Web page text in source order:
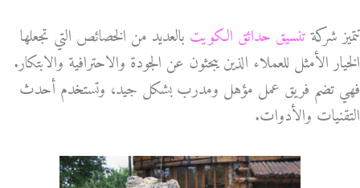
تتميز شركةتنسيق حدائق الكويت بالعديد من الخصائص التي تجعلها
الخيار الأمثل للعملاء الذين يبحثون عن الجودة والاحترافية والابتكار.
فهي تضم فريق عمل مؤهل ومدرب بشكل جيد، وتستخدم أحدث
التقنيات والأدوات.